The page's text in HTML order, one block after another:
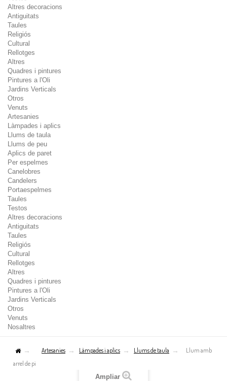
Altres decoracions
Antiguitats
Taules
Religiós
Cultural
Rellotges
Altres
Quadres i pintures
Pintures a l'Oli
Jardins Verticals
Otros
Venuts
Artesanies
Làmpades i aplics
Llums de taula
Llums de peu
Aplics de paret
Per espelmes
Canelobres
Candelers
Portaespelmes
Taules
Testos
Altres decoracions
Antiguitats
Taules
Religiós
Cultural
Rellotges
Altres
Quadres i pintures
Pintures a l'Oli
Jardins Verticals
Otros
Venuts
Nosaltres
Artesanies Làmpades i aplics Llums de taula
Llum amb
arrel de pi
Ampliar